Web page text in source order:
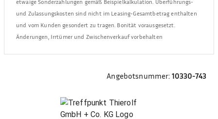
etwaige Sonderzahlungen gemäß Beispielkalkulation. Überführungs-
und Zulassungskosten sind nicht im Leasing-Gesamtbetrag enthalten
und vom Kunden gesondert zu tragen. Bonität vorausgesetzt.
Änderungen, Irrtümer und Zwischenverkauf vorbehalten
Angebotsnummer: 10330-743